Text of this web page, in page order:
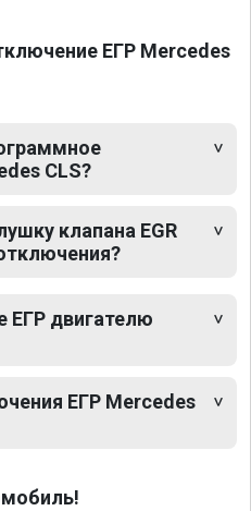
ЕГР Mercedes
CLS?
клапана EGR
ЕГР двигателю
ЕГР Mercedes